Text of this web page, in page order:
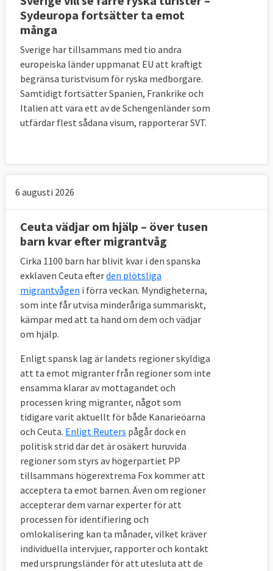
antalet migranter i ett visst EU-land
bedöms vara alltför stort. Alla EU-länder
måste då hjälpa till på minst ett av tre olika
sätt:
Man tar emot flyktingar från andra EU-
länder
Man anordnar avvisningar av migranter
”återvändandesponsorskap”)
Man bidrar med materiel och
kapacitetsuppbyggande
Hur mycket varje medlemsland ska bidra
med (exempelvis hur många flyktingar man
ska ta emot eller hjälpa till att avvisa)
avgörs dels av folkmängden, dels av
bruttonationalprodukten. Länder som
tidigare tagit emot många asylansökningar
kan få sin andel nedräknad med tio procent.
Om det visar sig att för få länder anmäler
sig villiga att ta emot flyktingar ska
kommissionen sammankalla ett
”solidaritetsforum”. Där ska
medlemsländerna uppmanas att ta emot
fler flyktingar.
För varje omfördelad flykting ska EU-
länderna få 10 000 euro ur EU-budgeten (12
000 euro för ensamkommande barn).
EU-länder som visar ”obligatorisk
solidaritet” genom att åta sig att anordna
avvisningar av migranter utan skyddsbehov
Sydeuropa fortsätter ta emot
många
Sverige har tillsammans med tio andra
europeiska länder uppmanat EU att kraftigt
begränsa turistvisum för ryska medborgare.
Samtidigt fortsätter Spanien, Frankrike och
Italien att vara ett av de Schengenländer som
utfärdar flest sådana visum, rapporterar SVT.
6 augusti 2026
Ceuta vädjar om hjälp – över tusen
barn kvar efter migrantvåg
Cirka 1100 barn har blivit kvar i den spanska
exklaven Ceuta efterden plötsliga
migrantvågen i förra veckan. Myndigheterna,
som inte får utvisa minderåriga summariskt,
kämpar med att ta hand om dem och vädjar
om hjälp.
Enligt spansk lag är landets regioner skyldiga
att ta emot migranter från regioner som inte
ensamma klarar av mottagandet och
processen kring migranter, något som
tidigare varit aktuellt för både Kanarieöarna
och Ceuta. Enligt Reuters pågår dock en
politisk strid där det är osäkert huruvida
regioner som styrs av högerpartiet PP
tillsammans högerextrema Fox kommer att
acceptera ta emot barnen. Även om regioner
accepterar dem varnar experter för att
processen för identifiering och
omlokalisering kan ta månader, vilket kräver
individuella intervjuer, rapporter och kontakt
med ursprungsländer för att utesluta att de